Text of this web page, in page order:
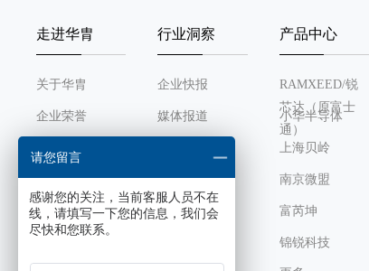
走进华胄
关于华胄
企业荣誉
发展历程
组织架构
企业文化
行业洞察
企业快报
媒体报道
产品中心
RAMXEED/锐
芯达（原富士
通）
小华半导体
上海贝岭
南京微盟
富芮坤
锦锐科技
请您留言
感谢您的关注，当前客服人员不在
线，请填写一下您的信息，我们会
尽快和您联系。